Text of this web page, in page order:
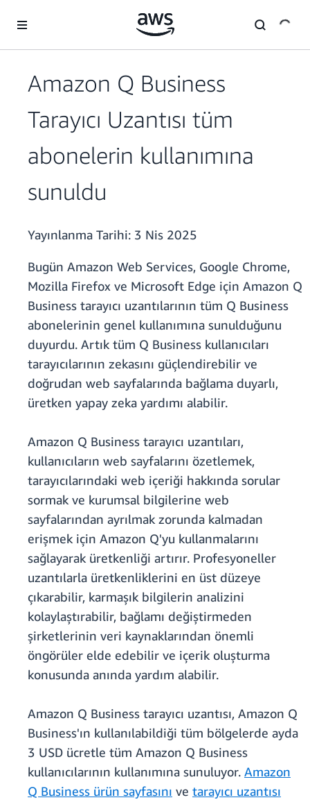
Amazon Q Business
Tarayıcı Uzantısı tüm
abonelerin kullanımına
sunuldu
Yayınlanma Tarihi: 3 Nis 2025
Bugün Amazon Web Services, Google Chrome,
Mozilla Firefox ve Microsoft Edge için Amazon Q
Business tarayıcı uzantılarının tüm Q Business
abonelerinin genel kullanımına sunulduğunu
duyurdu. Artık tüm Q Business kullanıcıları
tarayıcılarının zekasını güçlendirebilir ve
doğrudan web sayfalarında bağlama duyarlı,
üretken yapay zeka yardımı alabilir.
Amazon Q Business tarayıcı uzantıları,
kullanıcıların web sayfalarını özetlemek,
tarayıcılarındaki web içeriği hakkında sorular
sormak ve kurumsal bilgilerine web
sayfalarından ayrılmak zorunda kalmadan
erişmek için Amazon Q'yu kullanmalarını
sağlayarak üretkenliği artırır. Profesyoneller
uzantılarla üretkenliklerini en üst düzeye
çıkarabilir, karmaşık bilgilerin analizini
kolaylaştırabilir, bağlamı değiştirmeden
şirketlerinin veri kaynaklarından önemli
öngörüler elde edebilir ve içerik oluşturma
konusunda anında yardım alabilir.
Amazon Q Business tarayıcı uzantısı, Amazon Q
Business'ın kullanılabildiği tüm bölgelerde ayda
3 USD ücretle tüm Amazon Q Business
kullanıcılarının kullanımına sunuluyor. Amazon
Q Business ürün sayfasını ve tarayıcı uzantısı